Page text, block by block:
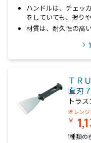
ハンドルは、チェッ
をしていても、握り
材質は、耐久性の高
1
ＴＲ
直刃
トラス
オレン
￥
1種類の